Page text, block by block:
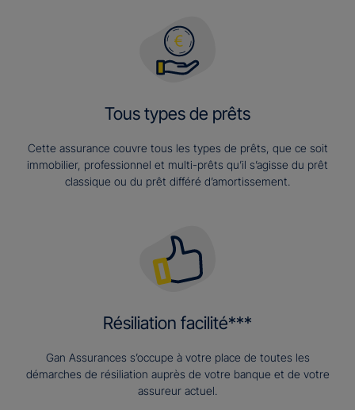
Tous types de prêts
Cette assurance couvre tous les types de prêts, que ce soit
immobilier, professionnel et multi-prêts qu’il s’agisse du prêt
classique ou du prêt différé d’amortissement.
Résiliation facilité***
Gan Assurances s’occupe à votre place de toutes les
démarches de résiliation auprès de votre banque et de votre
assureur actuel.